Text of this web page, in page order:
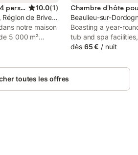
Chambre d’hôte pour 4 personnes 10.0(1)
de Brive-la-Gaillarde
notre maison
5 000 m²
historique de
toutes rénovée
au
Beaulieu-sur-
Boasting a year-
tub and spa
situated in
Monkey Forest.
dès 65 € / nuit
toutes les offres